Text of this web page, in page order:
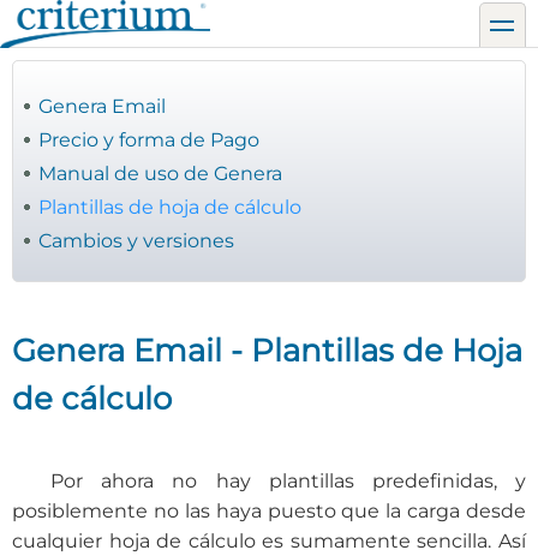
Pasar
al
principal
Genera Email
Precio y forma de Pago
Manual de uso de Genera
Plantillas de hoja de cálculo
Cambios y versiones
Genera Email - Plantillas de Hoja
de cálculo
Por ahora no hay plantillas predefinidas, y
posiblemente no las haya puesto que la carga desde
cualquier hoja de cálculo es sumamente sencilla. Así